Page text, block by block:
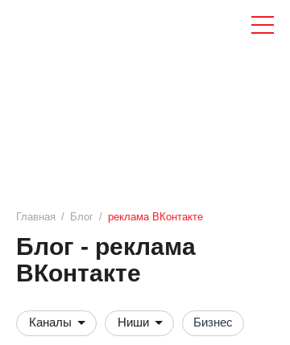
Главная / Блог / реклама ВКонтакте
Блог - реклама
ВКонтакте
Каналы Ниши Бизнес